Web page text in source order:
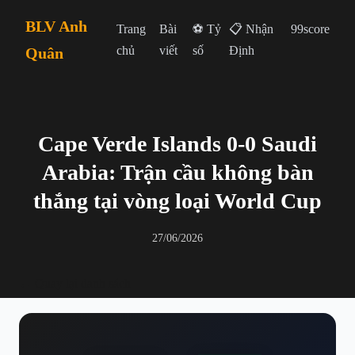
BLV Anh
Quân
Trang
chủ
Bài
viết
⚽ Tỷ
số
📋 Nhận
Định
99score
Cape Verde Islands 0-0 Saudi
Arabia: Trận cầu không bàn
thắng tại vòng loại World Cup
27/06/2026